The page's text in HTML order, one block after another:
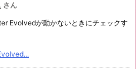
さん
Evolvedが動かないときにチェックす